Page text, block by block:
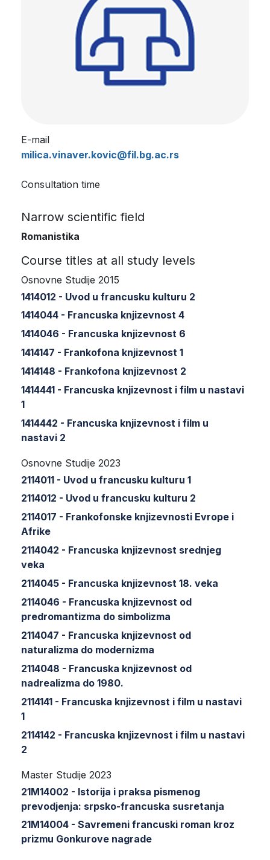
E-mail
milica.vinaver.kovic@fil.bg.ac.rs
Consultation time
Narrow scientific field
Romanistika
Course titles at all study levels
Osnovne Studije 2015
1414012 - Uvod u francusku kulturu 2
1414044 - Francuska knjizevnost 4
1414046 - Francuska knjizevnost 6
1414147 - Frankofona knjizevnost 1
1414148 - Frankofona knjizevnost 2
1414441 - Francuska knjizevnost i film u nastavi
1
1414442 - Francuska knjizevnost i film u
nastavi 2
Osnovne Studije 2023
2114011 - Uvod u francusku kulturu 1
2114012 - Uvod u francusku kulturu 2
2114017 - Frankofonske knjizevnosti Evrope i
Afrike
2114042 - Francuska knjizevnost srednjeg
veka
2114045 - Francuska knjizevnost 18. veka
2114046 - Francuska knjizevnost od
predromantizma do simbolizma
2114047 - Francuska knjizevnost od
naturalizma do modernizma
2114048 - Francuska knjizevnost od
nadrealizma do 1980.
2114141 - Francuska knjizevnost i film u nastavi
1
2114142 - Francuska knjizevnost i film u nastavi
2
Master Studije 2023
21M14002 - Istorija i praksa pismenog
prevodjenja: srpsko-francuska susretanja
21M14004 - Savremeni francuski roman kroz
prizmu Gonkurove nagrade